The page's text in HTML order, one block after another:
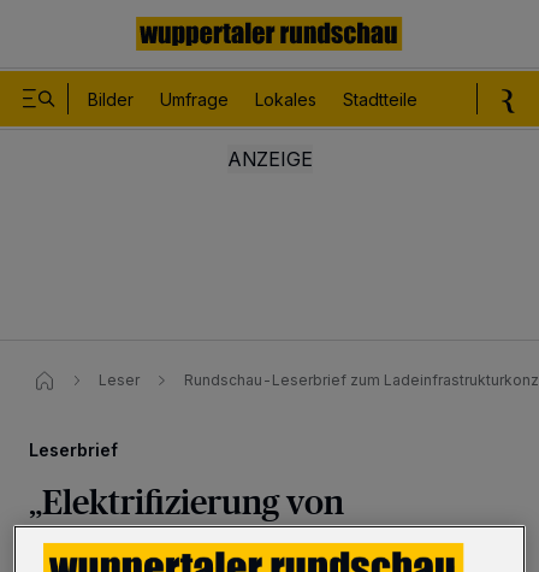
Bilder Umfrage Lokales Stadtteile
Leser Rundschau-Leserbrief zum
Leserbrief
„Elektrifizierung von
Privatautos ist ein